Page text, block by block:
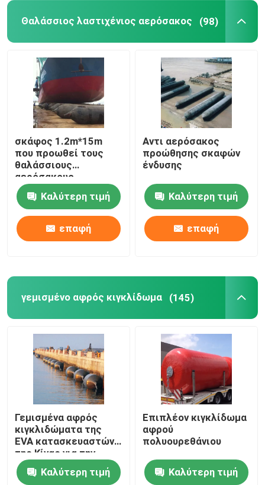
Θαλάσσιος λαστιχένιος αερόσακος (98)
σκάφος 1.2m*15m
που προωθεί τους
θαλάσσιους
αερόσακους
Καλύτερη τιμή
επαφή
Αντι αερόσακος
προώθησης σκαφών
ένδυσης
Καλύτερη τιμή
επαφή
γεμισμένο αφρός κιγκλίδωμα (145)
Γεμισμένα αφρός
κιγκλιδώματα της
EVA κατασκευαστών
της Κίνας για την
προστασία
ελλιμενισμού σκαφών
Καλύτερη τιμή
Επιπλέον κιγκλίδωμα
αφρού
πολυουρεθάνιου
Καλύτερη τιμή